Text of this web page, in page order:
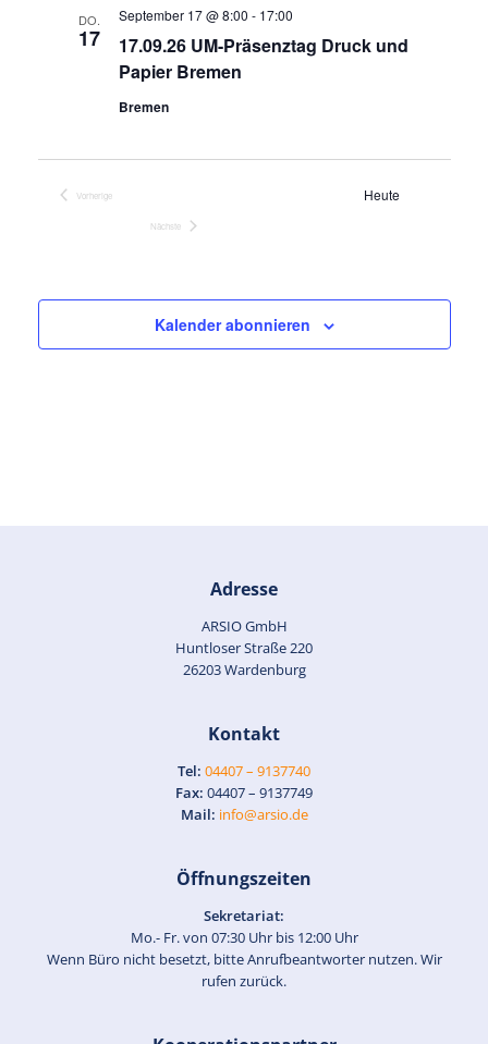
DO.
17
17.09.26 UM-Präsenztag Druck und
Papier Bremen
September 17 @ 8:00 - 17:00
Bremen
Vorherige
Heute
Nächste
Kalender abonnieren
Adresse
ARSIO GmbH
Huntloser Straße 220
26203 Wardenburg
Kontakt
Tel: 04407 – 9137740
Fax: 04407 – 9137749
Mail: info@arsio.de
Öffnungszeiten
Sekretariat:
Mo.- Fr. von 07:30 Uhr bis 12:00 Uhr
Wenn Büro nicht besetzt, bitte Anrufbeantworter nutzen. Wir
rufen zurück.